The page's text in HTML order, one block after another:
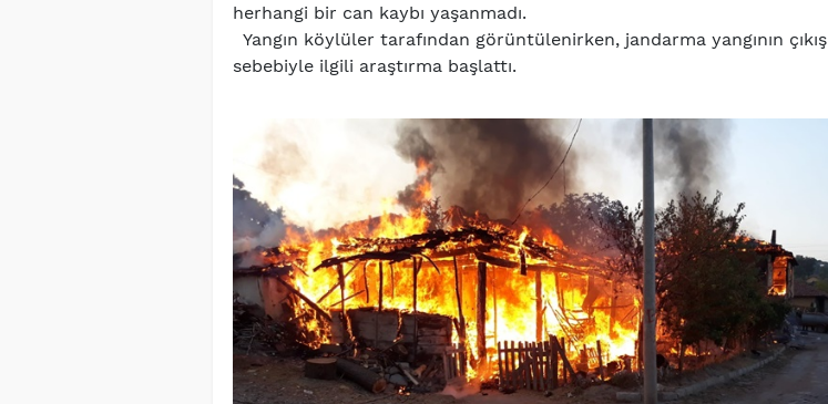
herhangi bir can kaybı yaşanmadı.
Yangın köylüler tarafından görüntülenirken, jandarma yangının çıkış
sebebiyle ilgili araştırma başlattı.